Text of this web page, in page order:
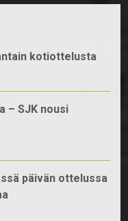
kotiottelusta
– SJK nousi
päivän ottelussa